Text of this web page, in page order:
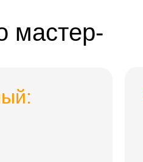
мастер-